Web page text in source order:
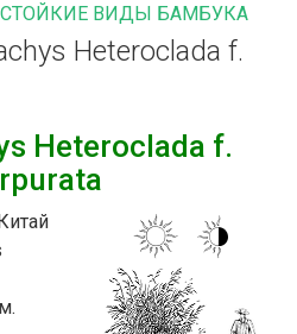
ВИДЫ БАМБУКА
Heteroclada f.
Heteroclada f.